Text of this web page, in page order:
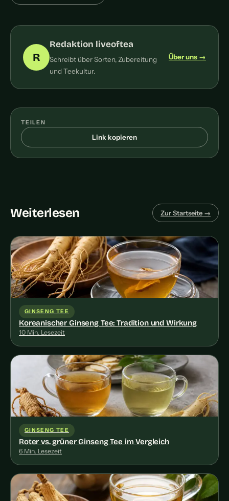
R
Redaktion liveoftea
Schreibt über Sorten, Zubereitung
und Teekultur.
Über uns →
TEILEN
Link kopieren
Weiterlesen Zur Startseite →
GINSENG TEE
Koreanischer Ginseng Tee: Tradition und Wirkung
10 Min. Lesezeit
GINSENG TEE
Roter vs. grüner Ginseng Tee im Vergleich
6 Min. Lesezeit